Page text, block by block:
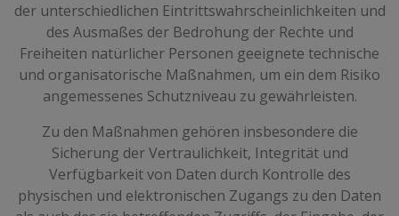
der unterschiedlichen Eintrittswahrscheinlichkeiten und
des Ausmaßes der Bedrohung der Rechte und
Freiheiten natürlicher Personen geeignete technische
und organisatorische Maßnahmen, um ein dem Risiko
angemessenes Schutzniveau zu gewährleisten.
Zu den Maßnahmen gehören insbesondere die
Sicherung der Vertraulichkeit, Integrität und
Verfügbarkeit von Daten durch Kontrolle des
physischen und elektronischen Zugangs zu den Daten